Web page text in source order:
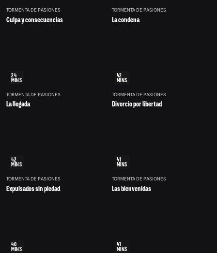
TORMENTA DE PASIONES
Culpa y consecuencias
TORMENTA DE PASIONES
La condena
24
MINS
TORMENTA DE PASIONES
La llegada
42
MINS
TORMENTA DE PASIONES
Divorcio por libertad
42
MINS
TORMENTA DE PASIONES
Expulsados sin piedad
41
MINS
TORMENTA DE PASIONES
Las bienvenidas
40
MINS
41
MINS